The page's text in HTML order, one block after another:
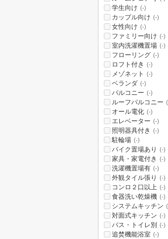
学生向け (-)
カップル向け (-)
女性向け (-)
ファミリー向け (-)
室内洗濯機置場 (-)
フローリング (-)
ロフト付き (-)
メゾネット (-)
ベランダ (-)
バルコニー (-)
ルーフバルコニー
オール電化 (-)
エレベーター (-)
照明器具付き (-)
駐輪場 (-)
バイク置場あり (-)
家具・家電付き (-)
洗濯機置場有 (-)
外観タイル張り (-)
コンロ２口以上 (-)
食器洗い乾燥機 (-)
システムキッチン
対面式キッチン (-)
バス・トイレ別 (-)
追焚機能浴室 (-)